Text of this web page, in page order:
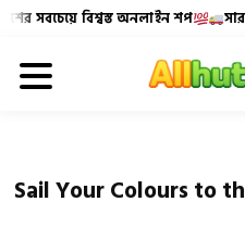
সবচেয়ে বিশ্বস্ত অনলাইন শপ সারা
Allhutbazar এ আপনাকে
Sail Your Colours to